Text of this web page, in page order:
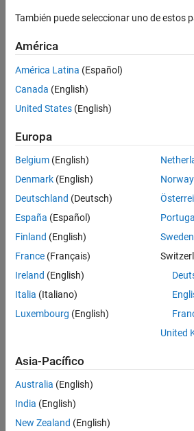
Ordenar por
empleos
seleccionados
No se
han
todos
los
empleos.
por
ubicación
para
todos
en su
Oil & Gas Industry Manager
Oil & Gas
También puede seleccionar uno de estos
América
América Latina (Español)
Canada (English)
United States (English)
Europa
Belgium (English)
Denmark (English)
Deutschland (Deutsch)
España (Español)
Finland (English)
France (Français)
Ireland (English)
Italia (Italiano)
Luxembourg (English)
Norway
Portugal
Sweden
United
Asia-Pacífico
Australia (English)
India (English)
New Zealand (English)